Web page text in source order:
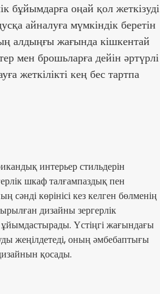
бұйымдарға оңай қол жеткізуді
айналуға мүмкіндік беретін
алдыңғы жағында кішкентай
мен брошьларға дейін әртүрлі
жеткілікті кең бес тартпа
интерьер стильдерін
шкаф талғампаздық пен
сәнді көрінісі кез келген бөлменің
дизайны зергерлік
Үстіңгі жағындағы
жеңілдетеді, оның әмбебаптығы
қосады.